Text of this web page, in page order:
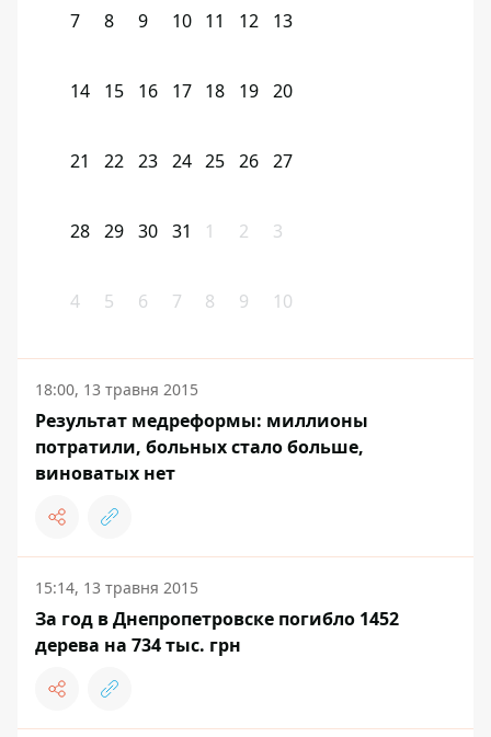
7 8 9 10 11 12 13
14 15 16 17 18 19 20
21 22 23 24 25 26 27
28 29 30 31 1 2 3
4 5 6 7 8 9 10
18:00, 13 травня 2015
Результат медреформы: миллионы
потратили, больных стало больше,
виноватых нет
15:14, 13 травня 2015
За год в Днепропетровске погибло 1452
дерева на 734 тыс. грн